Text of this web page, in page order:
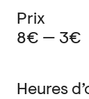
Heures
Prix
8€ — 3€